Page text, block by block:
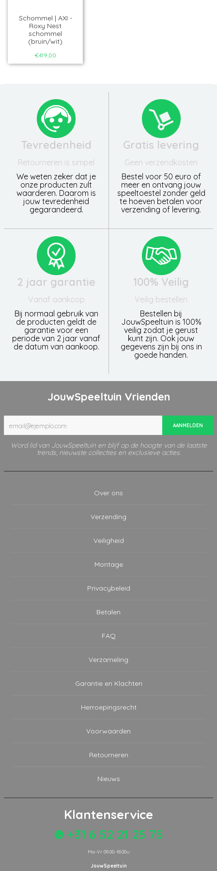
Schommel | AXI -
Roxy Nest
schommel
(bruin/wit)
€419,00
Tevredenheid
Retourneren is simpel
We weten zeker dat je
onze producten zult
waarderen. Daarom is
jouw tevredenheid
gegarandeerd.
Gratis levering
Geen verzendkosten
Bestel voor 50 euro of
meer en ontvang jouw
speeltoestel zonder geld
te hoeven betalen voor
verzending of levering.
2 jaar garantie
Vanaf aankoop
Bij normaal gebruik van
de producten geldt de
garantie voor een
periode van 2 jaar vanaf
de datum van aankoop.
100% Veilig
Veilig bestellen
Bestellen bij
JouwSpeeltuin is 100%
veilig zodat je gerust
kunt zijn. Ook jouw
gegevens zijn bij ons in
goede handen.
JouwSpeeltuin Vrienden
AANMELDEN
Word lid van JouwSpeeltuin en blijf op de hoogte van de laatste
trends, nieuwste collecties en exclusieve acties.
Over ons
Verzending
Veiligheid
Montage
Privacybeleid
Betalen
FAQ
Verzameling
Garantie en Klachten
Herroepingsrecht
Voorwaarden
Retourneren
Nieuws
Klantenservice
+31 6 52 21 25 75
Ma-Vr 09.00-18.00u
JouwSpeeltuin